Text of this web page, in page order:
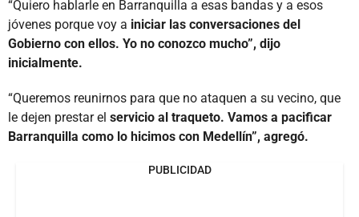
“Quiero hablarle en Barranquilla a esas bandas y a esos
jóvenes porque voy a iniciar las conversaciones del
Gobierno con ellos. Yo no conozco mucho”, dijo
inicialmente.
“Queremos reunirnos para que no ataquen a su vecino, que
le dejen prestar el servicio al traqueto. Vamos a pacificar
Barranquilla como lo hicimos con Medellín”, agregó.
PUBLICIDAD